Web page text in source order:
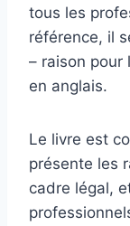
tous les
référence, il
– raison pour
en anglais.
Le livre est
présente les
cadre légal,